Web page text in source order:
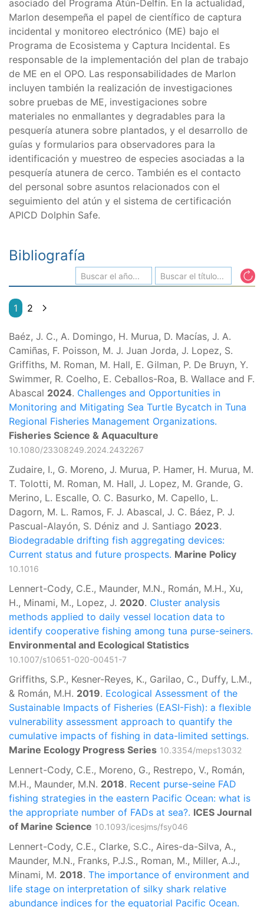
asociado del Programa Atún-Delfín. En la actualidad,
Marlon desempeña el papel de científico de captura
incidental y monitoreo electrónico (ME) bajo el
Programa de Ecosistema y Captura Incidental. Es
responsable de la implementación del plan de trabajo
de ME en el OPO. Las responsabilidades de Marlon
incluyen también la realización de investigaciones
sobre pruebas de ME, investigaciones sobre
materiales no enmallantes y degradables para la
pesquería atunera sobre plantados, y el desarrollo de
guías y formularios para observadores para la
identificación y muestreo de especies asociadas a la
pesquería atunera de cerco. También es el contacto
del personal sobre asuntos relacionados con el
seguimiento del atún y el sistema de certificación
APICD Dolphin Safe.
Bibliografía
1 2
Baéz, J. C., A. Domingo, H. Murua, D. Macías, J. A.
Camiñas, F. Poisson, M. J. Juan Jorda, J. Lopez, S.
Griffiths, M. Roman, M. Hall, E. Gilman, P. De Bruyn, Y.
Swimmer, R. Coelho, E. Ceballos-Roa, B. Wallace and F.
Abascal 2024. Challenges and Opportunities in
Monitoring and Mitigating Sea Turtle Bycatch in Tuna
Regional Fisheries Management Organizations.
Fisheries Science & Aquaculture
10.1080/23308249.2024.2432267
Zudaire, I., G. Moreno, J. Murua, P. Hamer, H. Murua, M.
T. Tolotti, M. Roman, M. Hall, J. Lopez, M. Grande, G.
Merino, L. Escalle, O. C. Basurko, M. Capello, L.
Dagorn, M. L. Ramos, F. J. Abascal, J. C. Báez, P. J.
Pascual-Alayón, S. Déniz and J. Santiago 2023.
Biodegradable drifting fish aggregating devices:
Current status and future prospects. Marine Policy
10.1016
Lennert-Cody, C.E., Maunder, M.N., Román, M.H., Xu,
H., Minami, M., Lopez, J. 2020. Cluster analysis
methods applied to daily vessel location data to
identify cooperative fishing among tuna purse-seiners.
Environmental and Ecological Statistics
10.1007/s10651-020-00451-7
Griffiths, S.P., Kesner-Reyes, K., Garilao, C., Duffy, L.M.,
& Román, M.H. 2019. Ecological Assessment of the
Sustainable Impacts of Fisheries (EASI-Fish): a flexible
vulnerability assessment approach to quantify the
cumulative impacts of fishing in data-limited settings.
Marine Ecology Progress Series 10.3354/meps13032
Lennert-Cody, C.E., Moreno, G., Restrepo, V., Román,
M.H., Maunder, M.N. 2018. Recent purse-seine FAD
fishing strategies in the eastern Pacific Ocean: what is
the appropriate number of FADs at sea?. ICES Journal
of Marine Science 10.1093/icesjms/fsy046
Lennert-Cody, C.E., Clarke, S.C., Aires-da-Silva, A.,
Maunder, M.N., Franks, P.J.S., Roman, M., Miller, A.J.,
Minami, M. 2018. The importance of environment and
life stage on interpretation of silky shark relative
abundance indices for the equatorial Pacific Ocean.